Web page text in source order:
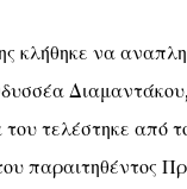
να
τελέστηκε από
παραιτηθέντος